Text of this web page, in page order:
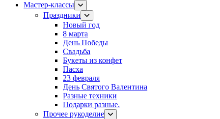
Мастер-классы
Праздники
Новый год
8 марта
День Победы
Свадьба
Букеты из конфет
Пасха
23 февраля
День Святого Валентина
Разные техники
Подарки разные.
Прочее рукоделие